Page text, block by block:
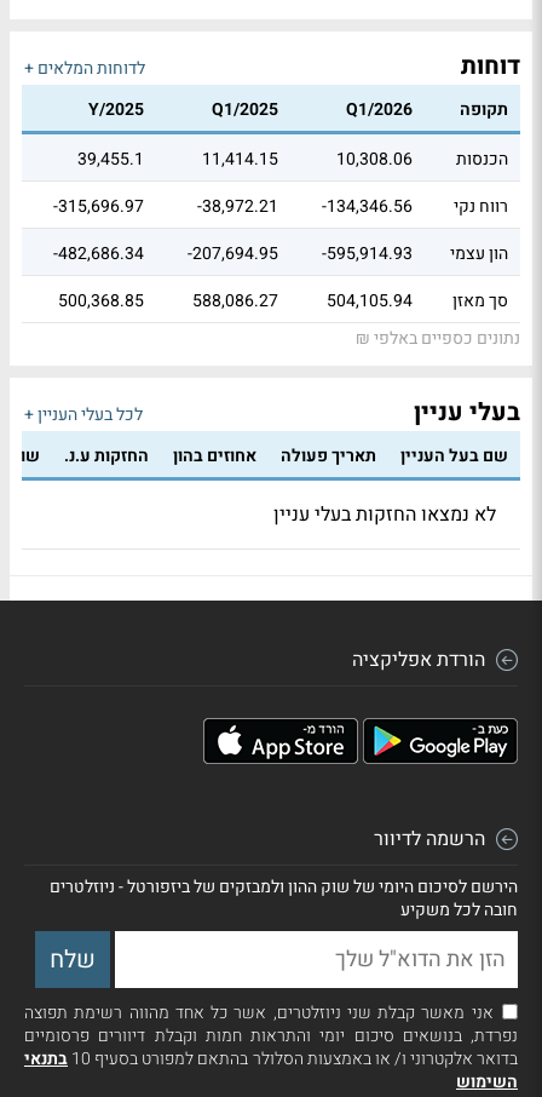
דוחות
לדוחות המלאים +
תקופה
Q1/2026
Q1/2025
Y/2025
הכנסות
10,308.06
11,414.15
39,455.1
רווח נקי
-134,346.56
-38,972.21
-315,696.97
הון עצמי
-595,914.93
-207,694.95
-482,686.34
סך מאזן
504,105.94
588,086.27
500,368.85
נתונים כספיים באלפי ₪
בעלי עניין
לכל בעלי העניין +
שם בעל העניין
תאריך פעולה אחוזים בהון החזקות ע.נ.
לא נמצאו החזקות בעלי עניין
הורדת אפליקציה
הרשמה לדיוור
הירשם לסיכום היומי של שוק ההון ולמבזקים של ביזפורטל - ניוזלטרים
חובה לכל משקיע
אני מאשר קבלת שני ניוזלטרים, אשר כל אחד מהווה רשימת תפוצה
נפרדת, בנושאים סיכום יומי והתראות חמות וקבלת דיוורים פרסומיים
בדואר אלקטרוני ו/ או באמצעות הסלולר בהתאם למפורט בסעיף 10
בתנאי
השימוש